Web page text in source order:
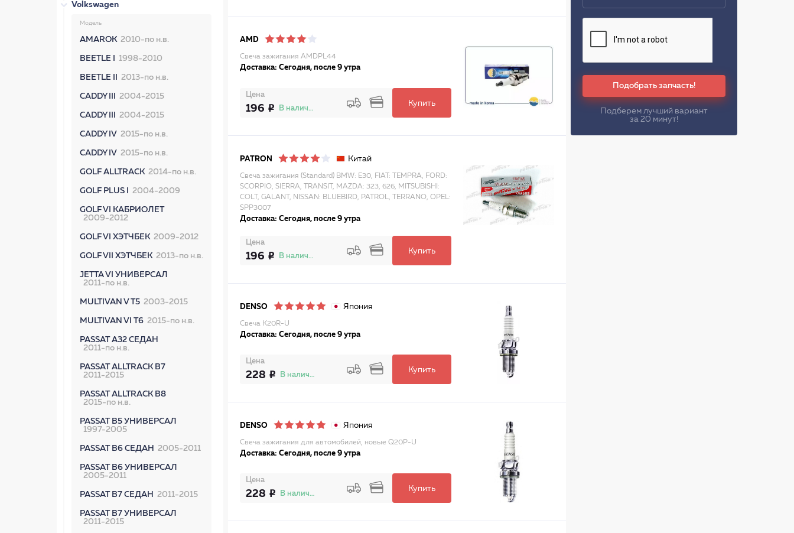
Volkswagen
Модель
AMAROK 2010-по н.в.
BEETLE I 1998-2010
BEETLE II 2013-по н.в.
CADDY III 2004-2015
CADDY III 2004-2015
CADDY IV 2015-по н.в.
CADDY IV 2015-по н.в.
GOLF ALLTRACK 2014-по н.в.
GOLF PLUS I 2004-2009
GOLF VI КАБРИОЛЕТ
2009-2012
GOLF VI ХЭТЧБЕК 2009-2012
GOLF VII ХЭТЧБЕК 2013-по н.в.
JETTA VI УНИВЕРСАЛ
2011-по н.в.
MULTIVAN V T5 2003-2015
MULTIVAN VI T6 2015-по н.в.
PASSAT A32 СЕДАН
2011-по н.в.
PASSAT ALLTRACK B7
2011-2015
PASSAT ALLTRACK B8
2015-по н.в.
PASSAT B5 УНИВЕРСАЛ
1997-2005
PASSAT B6 СЕДАН 2005-2011
PASSAT B6 УНИВЕРСАЛ
2005-2011
PASSAT B7 СЕДАН 2011-2015
PASSAT B7 УНИВЕРСАЛ
2011-2015
AMD
Свеча зажигания AMDPL44
Доставка: Сегодня, после 9 утра
Цена
196 В наличии
Купить
PATRON Китай
Свеча зажигания (Standard) BMW: E30, FIAT: TEMPRA, FORD:
SCORPIO, SIERRA, TRANSIT, MAZDA: 323, 626, MITSUBISHI:
COLT, GALANT, NISSAN: BLUEBIRD, PATROL, TERRANO, OPEL:
SPP3007
Доставка: Сегодня, после 9 утра
Цена
196 В наличии
Купить
DENSO Япония
Свеча K20R-U
Доставка: Сегодня, после 9 утра
Цена
228 В наличии
Купить
DENSO Япония
Свеча зажигания для автомобилей, новые Q20P-U
Доставка: Сегодня, после 9 утра
Цена
228 В наличии
Купить
Подобрать запчасть!
Подберем лучший вариант
за 20 минут!